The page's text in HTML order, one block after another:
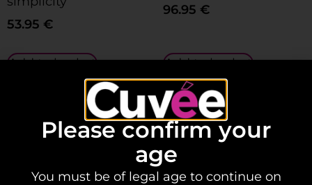
53.95 €
Add to basket
96.95 €
Add to basket
Please confirm your
age
You must be of legal age to continue on